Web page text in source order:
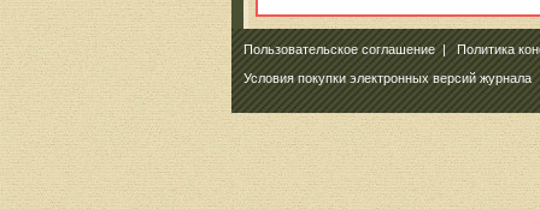
Пользовательское соглашение|Политика
Условия покупки электронных версий журнала